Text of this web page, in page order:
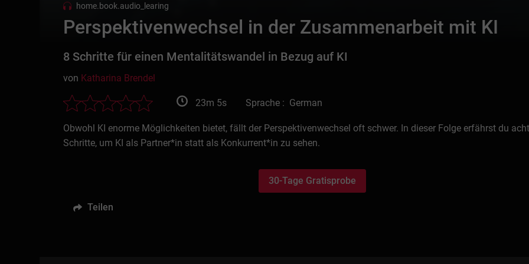
home.book.audio_learing
Perspektivenwechsel in der Zusammenarbeit mit KI
8 Schritte für einen Mentalitätswandel in Bezug auf KI
von Katharina Brendel
23m 5s Sprache : German
Obwohl KI enorme Möglichkeiten bietet, fällt der Perspektivenwechsel oft schwer. In dieser Folge erfährst du
Schritte, um KI als Partner*in statt als Konkurrent*in zu sehen.
30-Tage Gratisprobe
Teilen